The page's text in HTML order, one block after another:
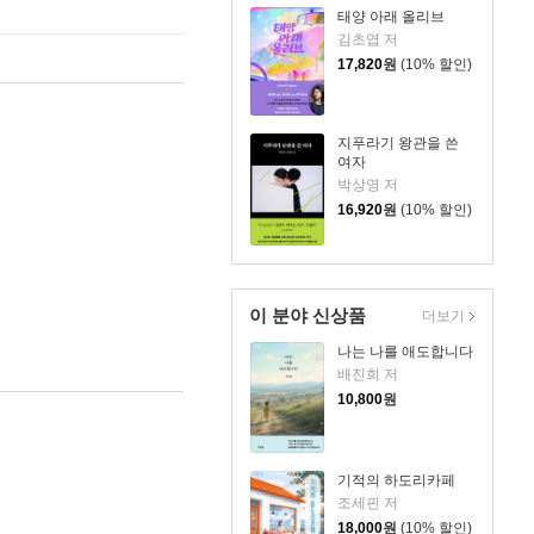
태양 아래 올리브
김초엽 저
17,820원 (10% 할인)
지푸라기 왕관을 쓴
여자
박상영 저
16,920원 (10% 할인)
이 분야 신상품
나는 나를 애도합니다
배진희 저
10,800원
기적의 하도리카페
조세핀 저
18,000원 (10% 할인)
더보기